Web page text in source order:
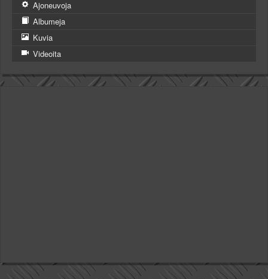
MP13 kuvia
ACS 2015 kuvia
Lisää uusi tapahtuma
Valitse paikkakunta
Helsingin sää
Ajoneuvoja
Albumeja
Kuvia
Videoita